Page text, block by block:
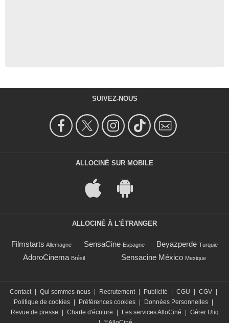
SUIVEZ-NOUS
ALLOCINÉ SUR MOBILE
ALLOCINÉ À L'ÉTRANGER
Filmstarts Allemagne SensaCine Espagne Beyazperde Turquie
AdoroCinema Brésil Sensacine México Mexique
Contact Qui sommes-nous Recrutement Publicité CGU CGV
Politique de cookies
Préférences cookies Données Personnelles
Revue de presse
Charte d'écriture Les services AlloCiné
Gérer Utiq